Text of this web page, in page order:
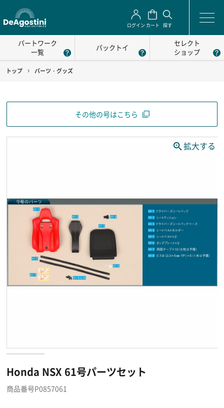
ログイン カート 探す
パートワーク
一覧
パックトイ
セレクト
ショップ
トップ パーツ・グッズ
その他の号はこちら
Honda NSX 61号パーツセット
商品番号P0857061